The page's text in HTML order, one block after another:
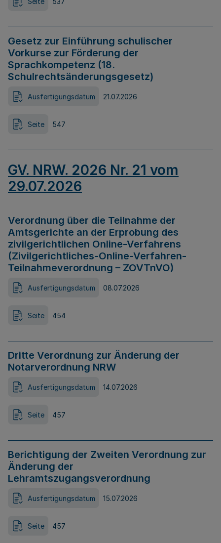
Gesetz zur Einführung schulischer
Vorkurse zur Förderung der
Sprachkompetenz (18.
Schulrechtsänderungsgesetz)
Ausfertigungsdatum 21.07.2026
Seite 547
GV. NRW. 2026 Nr. 21 vom
29.07.2026
Verordnung über die Teilnahme der
Amtsgerichte an der Erprobung des
zivilgerichtlichen Online-Verfahrens
(Zivilgerichtliches-Online-Verfahren-
Teilnahmeverordnung – ZOVTnVO)
Ausfertigungsdatum 08.07.2026
Seite 454
Dritte Verordnung zur Änderung der
Notarverordnung NRW
Ausfertigungsdatum 14.07.2026
Seite 457
Berichtigung der Zweiten Verordnung zur
Änderung der
Lehramtszugangsverordnung
Ausfertigungsdatum 15.07.2026
Seite 457